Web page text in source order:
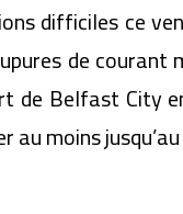
difficiles ce
de
de Belfast
moins